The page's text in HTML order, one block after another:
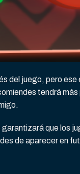
del juego, pero ese
tendrá
que los
de aparecer en